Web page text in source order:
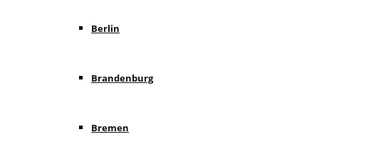
Berlin
Brandenburg
Bremen